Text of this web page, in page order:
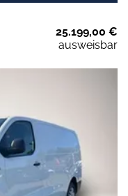
25.199,00 €
ausweisbar